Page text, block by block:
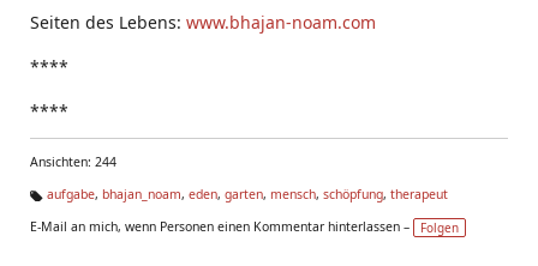
Seiten des Lebens: www.bhajan-noam.com
****
****
Ansichten: 244
g
aufgabe, bhajan_noam, eden, garten, mensch, schöpfung, therapeut
E-Mail an mich, wenn Personen einen Kommentar hinterlassen –
Folgen